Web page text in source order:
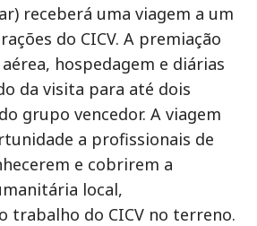
receberá uma viagem a um
do CICV. A premiação
hospedagem e diárias
da visita para até dois
grupo vencedor. A viagem
a profissionais de
e cobrirem a
local,
trabalho do CICV no terreno.